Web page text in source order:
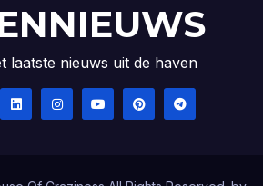
laatste nieuws uit de haven